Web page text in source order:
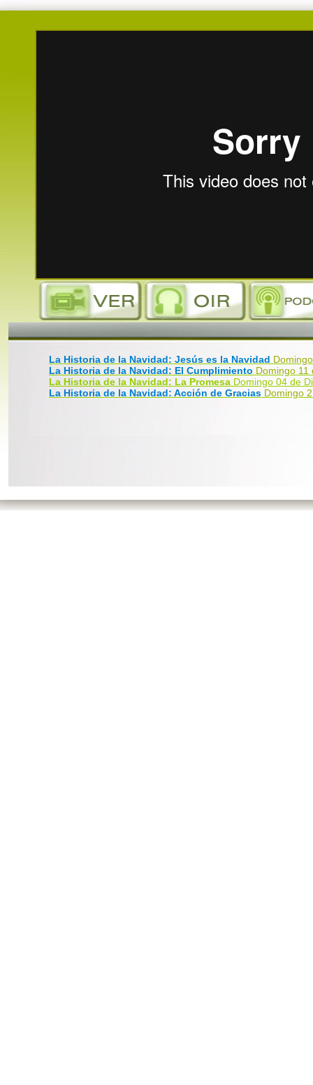
La Historia de la Navidad: Jesús es la Navidad
La Historia de la Navidad: El Cumplimiento Domingo
La Historia de la Navidad: La Promesa Domingo 04 de
La Historia de la Navidad: Acción de Gracias Domingo